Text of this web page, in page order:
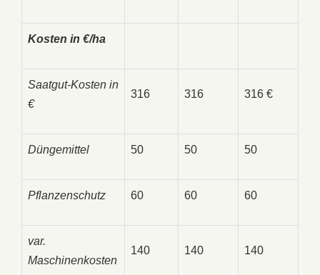
Kosten in €/ha
Saatgut-Kosten in
€
316 316 316 €
Düngemittel 50 50 50
Pflanzenschutz 60 60 60
var.
Maschinenkosten
140 140 140